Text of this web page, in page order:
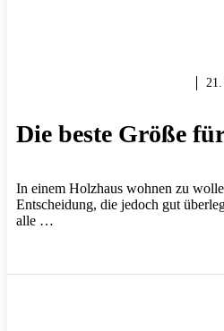
Die beste Größe
In einem Holzhaus wohnen zu
Entscheidung, die jedoch gut
alle …